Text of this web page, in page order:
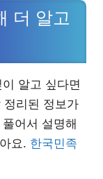
더 알고
알고 싶다면
정리된 정보가
어서 설명해
요. 한국민족